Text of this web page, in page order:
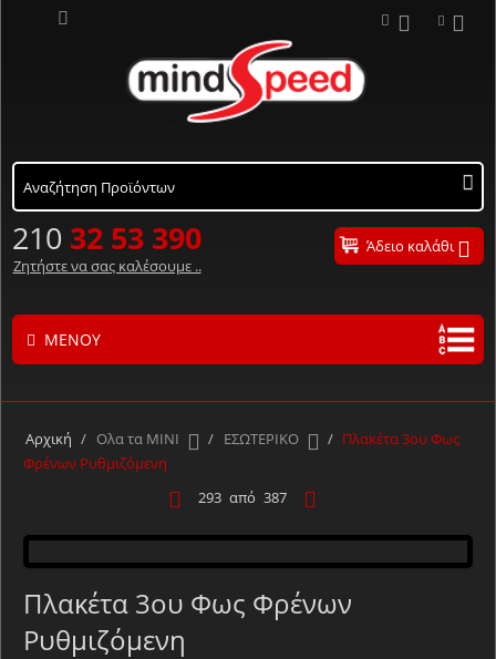
210 32 53 390
Ζητήστε να σας καλέσουμε ..
Άδειο καλάθι
ΜΕΝΟΎ
Μ
Ν Ξ Ο Π Ρ Σ Τ Υ Φ
Χ
Αρχική / Ολα τα ΜΙΝΙ / ΕΣΩΤΕΡΙΚΟ / Πλακέτα 3ου Φως
Φρένων Ρυθμιζόμενη
293 από 387
Πλακέτα 3ου Φως Φρένων
Ρυθμιζόμενη